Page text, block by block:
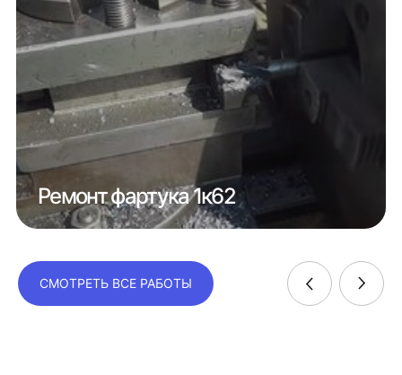
Ремонт фартука 1к62
СМОТРЕТЬ ВСЕ РАБОТЫ